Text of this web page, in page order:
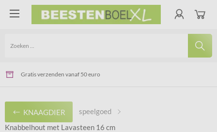
Voor 14.00 uur besteld - De volgende werkdag geleverd
Veilig online betalen via Ideal of Bancontact
Gratis verzenden vanaf 50 euro
KNAAGDIER
speelgoed
Knabbelhout met Lavasteen 16 cm